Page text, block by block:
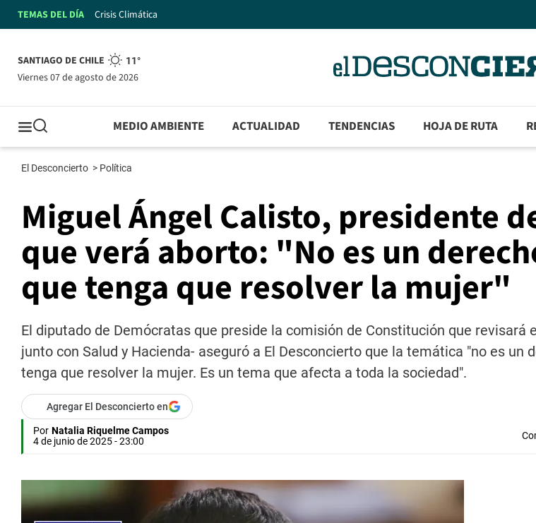
TEMAS DEL DÍA Crisis Climática
SANTIAGO DE CHILE 11°
viernes 07 de agosto de 2026
MEDIO AMBIENTE ACTUALIDAD TENDENCIAS HOJA DE RUTA
El Desconcierto > Política
Miguel Ángel Calisto, presidente
que verá aborto: "No es un
que tenga que resolver la mujer"
El diputado de Demócratas que preside la comisión de Constitución que revisará
junto con Salud y Hacienda- aseguró a El Desconcierto que la temática "no es un
tenga que resolver la mujer. Es un tema que afecta a toda la sociedad".
Agregar El Desconcierto en
Por Natalia Riquelme Campos
4 de junio de 2025 - 23:00